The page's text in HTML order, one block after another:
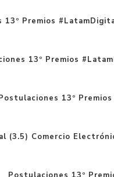
13º Premios
13º Premios
13º
(3.5) Comercio